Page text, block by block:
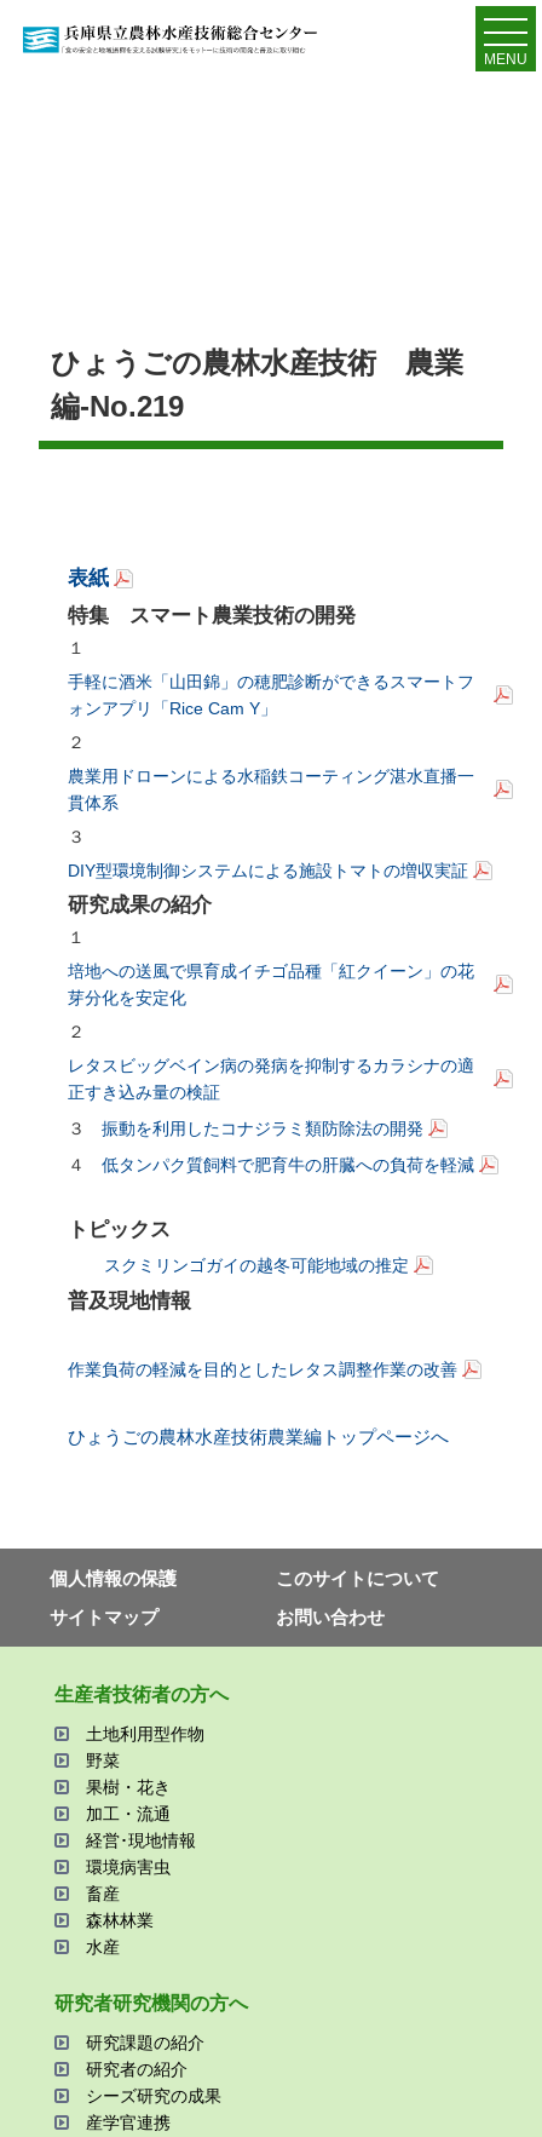
MENU
ひょうごの農林水産技術 農業
編-No.219
表紙
特集 スマート農業技術の開発
１
手軽に酒米「山田錦」の穂肥診断ができるスマートフ
ォンアプリ「Rice Cam Y」
２
農業用ドローンによる水稲鉄コーティング湛水直播一
貫体系
３
DIY型環境制御システムによる施設トマトの増収実証
研究成果の紹介
１
培地への送風で県育成イチゴ品種「紅クイーン」の花
芽分化を安定化
２
レタスビッグベイン病の発病を抑制するカラシナの適
正すき込み量の検証
３ 振動を利用したコナジラミ類防除法の開発
４ 低タンパク質飼料で肥育牛の肝臓への負荷を軽減
トピックス
スクミリンゴガイの越冬可能地域の推定
普及現地情報
作業負荷の軽減を目的としたレタス調整作業の改善
ひょうごの農林水産技術農業編トップページへ
個⼈情報の保護
このサイトについて
サイトマップ
お問い合わせ
⽣産者技術者の⽅へ
⼟地利⽤型作物
野菜
果樹・花き
加⼯・流通
経営･現地情報
環境病害⾍
畜産
森林林業
⽔産
研究者研究機関の⽅へ
研究課題の紹介
研究者の紹介
シーズ研究の成果
産学官連携